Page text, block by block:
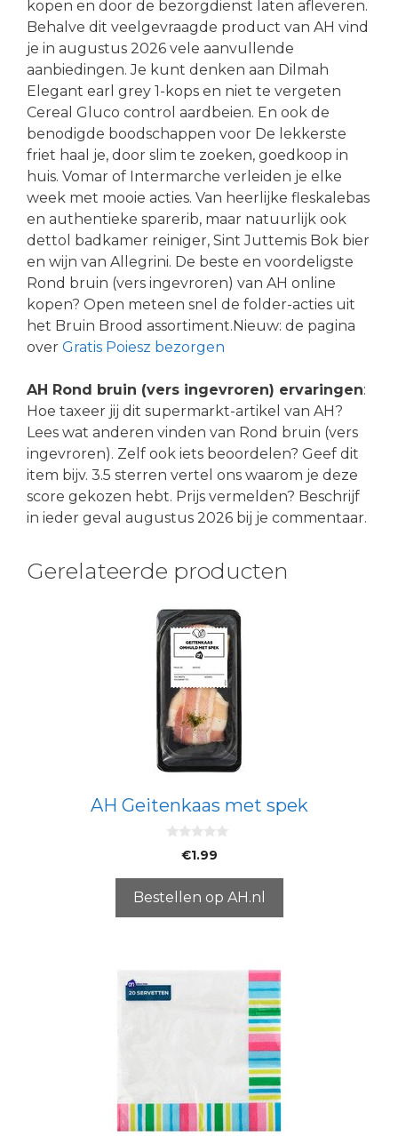
kopen en door de bezorgdienst laten afleveren.
Behalve dit veelgevraagde product van AH vind
je in augustus 2026 vele aanvullende
aanbiedingen. Je kunt denken aan Dilmah
Elegant earl grey 1-kops en niet te vergeten
Cereal Gluco control aardbeien. En ook de
benodigde boodschappen voor De lekkerste
friet haal je, door slim te zoeken, goedkoop in
huis. Vomar of Intermarche verleiden je elke
week met mooie acties. Van heerlijke fleskalebas
en authentieke sparerib, maar natuurlijk ook
dettol badkamer reiniger, Sint Juttemis Bok bier
en wijn van Allegrini. De beste en voordeligste
Rond bruin (vers ingevroren) van AH online
kopen? Open meteen snel de folder-acties uit
het Bruin Brood assortiment.Nieuw: de pagina
over Gratis Poiesz bezorgen
AH Rond bruin (vers ingevroren) ervaringen:
Hoe taxeer jij dit supermarkt-artikel van AH?
Lees wat anderen vinden van Rond bruin (vers
ingevroren). Zelf ook iets beoordelen? Geef dit
item bijv. 3.5 sterren vertel ons waarom je deze
score gekozen hebt. Prijs vermelden? Beschrijf
in ieder geval augustus 2026 bij je commentaar.
Gerelateerde producten
AH Geitenkaas met spek
5
€1.99
Bestellen op AH.nl